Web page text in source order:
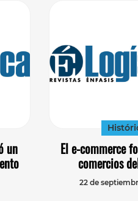
un
El e-commerce
comercios
22 de